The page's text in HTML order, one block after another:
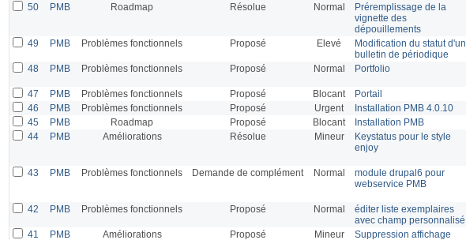
50 PMB Roadmap Résolue Normal
Préremplissage de la
vignette des
dépouillements
49 PMB Problèmes fonctionnels Proposé Elevé
Modification du statut d'un
bulletin de périodique
48 PMB Problèmes fonctionnels Proposé Normal Portfolio
47 PMB Problèmes fonctionnels Proposé Blocant Portail
46
PMB Problèmes fonctionnels Proposé Urgent Installation PMB 4.0.10
45
PMB Roadmap Proposé Blocant Installation PMB
44
PMB Améliorations Résolue Mineur
Keystatus pour le style
enjoy
43 PMB Problèmes fonctionnels Demande de complément Normal
module drupal6 pour
webservice PMB
42 PMB Problèmes fonctionnels Proposé Normal
éditer liste exemplaires
avec champ personnalisé
41 PMB Améliorations Proposé Mineur
Suppression affichage